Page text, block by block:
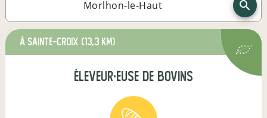
à Sainte-Croix (13,3 km)
éleveur·euse de bovins